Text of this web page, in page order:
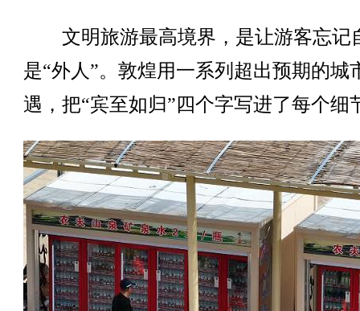
文明旅游最高境界，是让游客忘记
是“外人”。敦煌用一系列超出预期的城
遇，把“宾至如归”四个字写进了每个细